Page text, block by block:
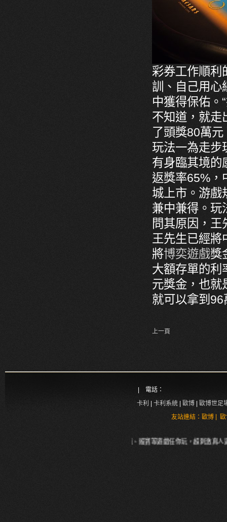
彩券工作順利
訓、自己用心
中獲得保佑。
不知道，就走
了頭獎80萬
玩法一為走步
有身臨其境的
返獎率65%，
城上市。游戲
兼中兼得。玩
問其原因，王
王先生已經將
將博奕遊戲獎
大額存單的利
元獎金，也就
就可以拿到96
上一頁
| 電話：
卡利
卡利系統 歐博
歐博世足
友站連結： 歐博|
真人世足場中投注、輪盤、骰寶等遊戲任你玩，超刺激真人遊戲